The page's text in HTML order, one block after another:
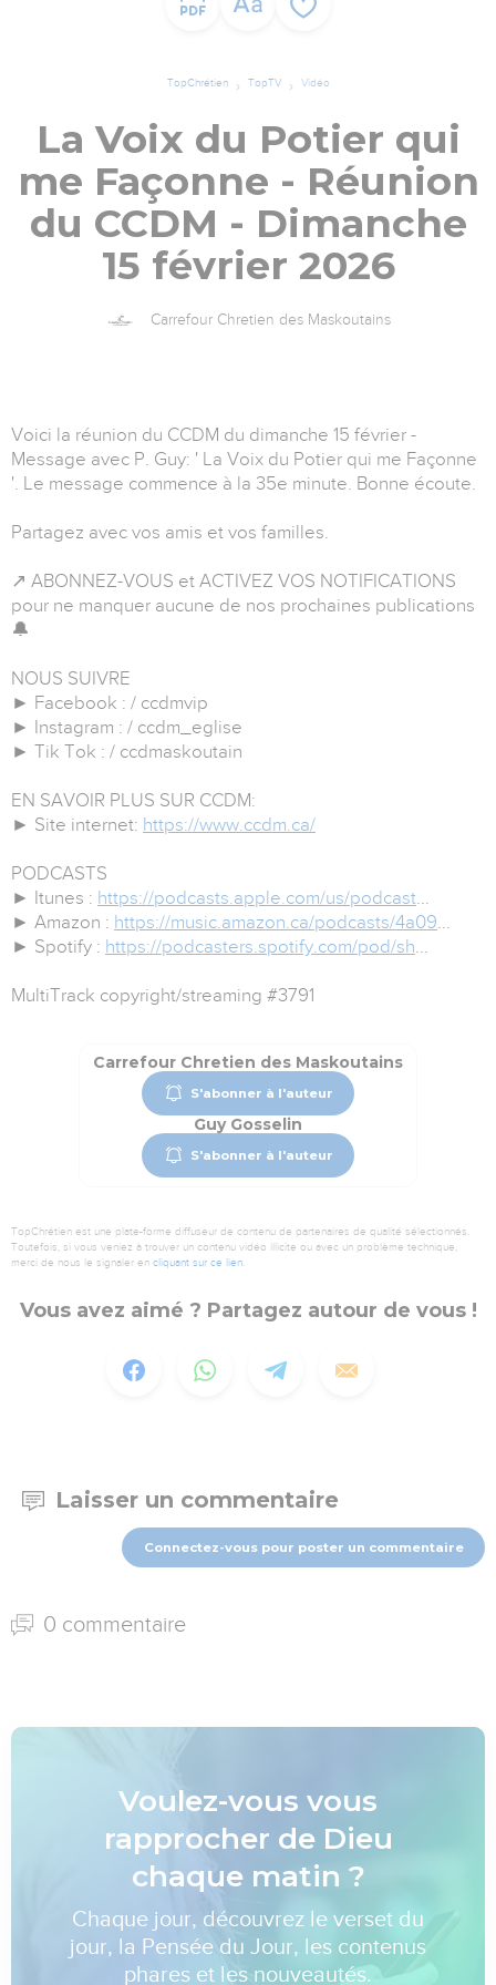
TopChrétien TopTV Vidéo
La Voix du Potier qui
me Façonne - Réunion
du CCDM - Dimanche
15 février 2026
Carrefour Chretien des Maskoutains
Voici la réunion du CCDM du dimanche 15 février -
Message avec P. Guy: ' La Voix du Potier qui me Façonne
'. Le message commence à la 35e minute. Bonne écoute.
Partagez avec vos amis et vos familles.
↗ ABONNEZ-VOUS et ACTIVEZ VOS NOTIFICATIONS
pour ne manquer aucune de nos prochaines publications
🔔
NOUS SUIVRE
► Facebook : / ccdmvip
► Instagram : / ccdm_eglise
► Tik Tok : / ccdmaskoutain
EN SAVOIR PLUS SUR CCDM:
► Site internet: https://www.ccdm.ca/
PODCASTS
► Itunes : https://podcasts.apple.com/us/podcast...
► Amazon : https://music.amazon.ca/podcasts/4a09...
► Spotify : https://podcasters.spotify.com/pod/sh...
MultiTrack copyright/streaming #3791
Carrefour Chretien des Maskoutains
S'abonner à l'auteur
Guy Gosselin
S'abonner à l'auteur
TopChrétien est une plate-forme diffuseur de contenu de partenaires de qualité sélectionnés.
Toutefois, si vous veniez à trouver un contenu vidéo illicite ou avec un problème technique,
merci de nous le signaler en cliquant sur ce lien.
Vous avez aimé ? Partagez autour de vous !
Laisser un commentaire
Connectez-vous pour poster un commentaire
0 commentaire
Voulez-vous vous
rapprocher de Dieu
chaque matin ?
Chaque jour, découvrez le verset du
jour, la Pensée du Jour, les contenus
phares et les nouveautés.